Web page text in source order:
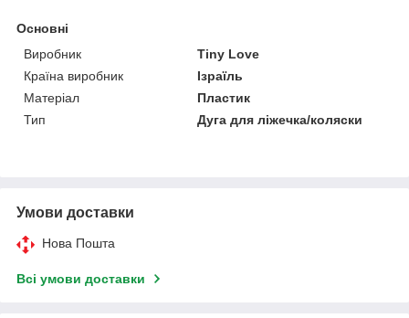
Основні
Виробник
Tiny Love
Країна виробник
Ізраїль
Матеріал
Пластик
Тип
Дуга для ліжечка/коляски
Умови доставки
Нова Пошта
Всі умови доставки